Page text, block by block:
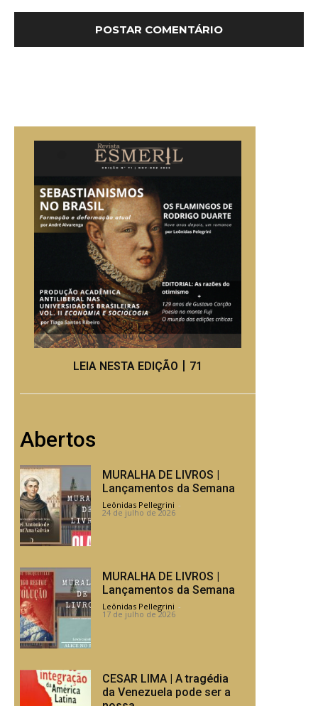
LEIA NESTA EDIÇÃO丨71
Abertos
MURALHA DE LIVROS |
Lançamentos da Semana
Leônidas Pellegrini -
24 de julho de 2026
MURALHA DE LIVROS |
Lançamentos da Semana
Leônidas Pellegrini -
17 de julho de 2026
CESAR LIMA | A tragédia
da Venezuela pode ser a